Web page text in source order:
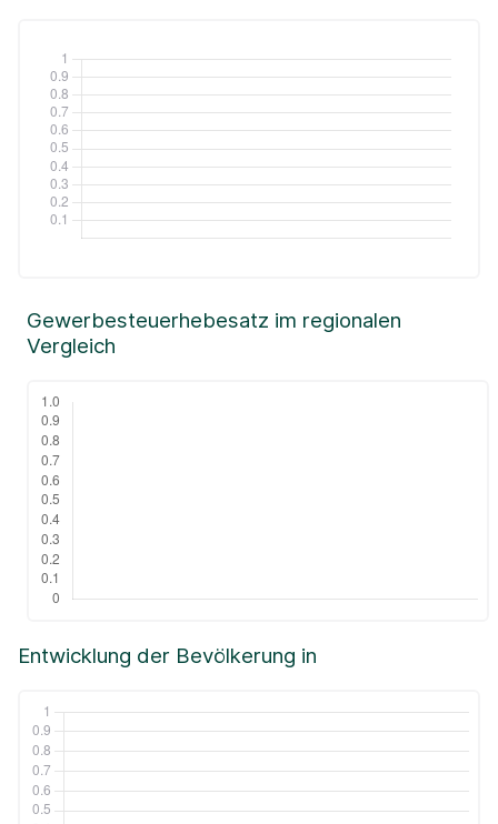
Entwicklung der Bevölkerung in
Gewerbesteuerhebesatz im regionalen
Vergleich